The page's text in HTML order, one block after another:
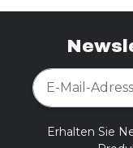
Erhalten Sie